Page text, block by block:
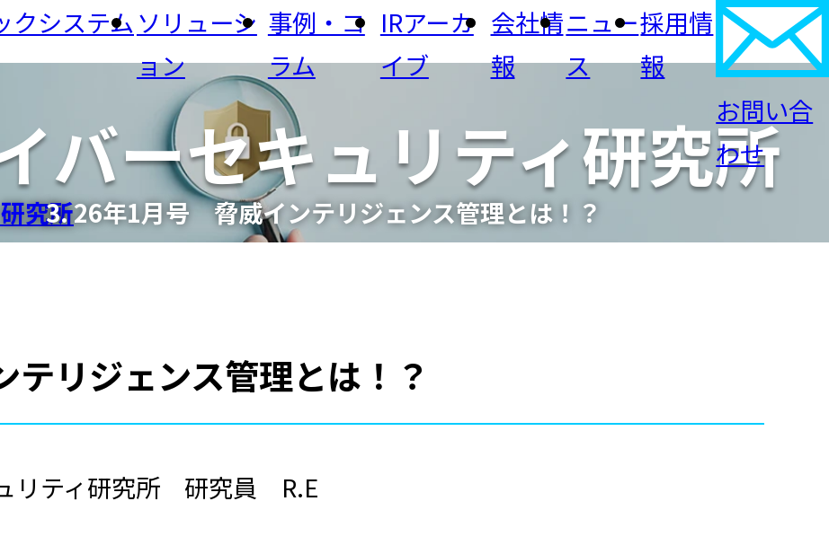
クシステムソリューシ
ョン
から探す
生コン・コンクリート運輸・物流業 鉱業 建設・不動産
共サービス食品・農業・JA情報通信
事例・コ
ラム
IRアーカ
イブ
ュース 投資家の皆様へ IRカレンダー
イブラリ 株主総会 IRよくあるご質問
会社情
報
メッセージ
経営理念・経営方
針
会社概要
フィックシス
み（沿革）
事業所・アクセス メディア掲載
ニュー
ス
ナー・イベント
PACIFICサイバーセキュリティ
研究所
採用情
報
お問い合
わせ
バーセキュリティ研究所
究所26年1月号 脅威インテリジェンス管理とは！？
リジェンス管理とは！？
リティ研究所 研究員 R.E